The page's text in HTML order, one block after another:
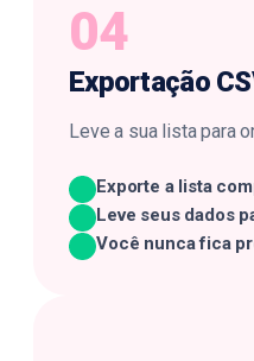
04
Exportação
Leve a sua lista para
Exporte a lista
Leve seus dados
Você nunca fica